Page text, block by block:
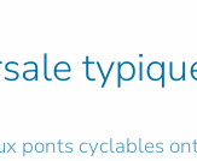
ponts cyclables